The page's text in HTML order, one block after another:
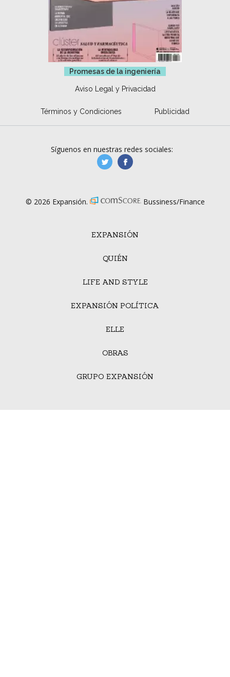
Promesas de la ingeniería
Aviso Legal y Privacidad
Términos y Condiciones Publicidad
EXPANSIÓN
QUIÉN
LIFE AND STYLE
EXPANSIÓN POLÍTICA
ELLE
OBRAS
GRUPO EXPANSIÓN
Síguenos en nuestras redes sociales:
manufacturaGE
© 2026 Expansión. Bussiness/Finance